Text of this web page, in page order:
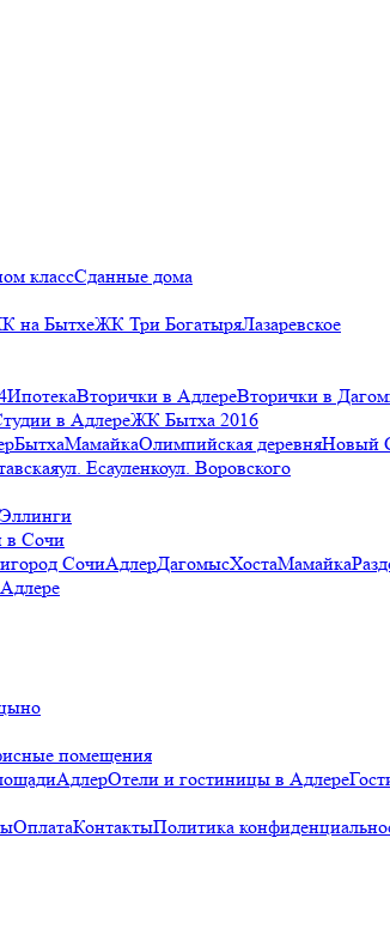
классСданные дома
на БытхеЖК Три БогатыряЛазаревское
ИпотекаВторички в АдлереВторички в
в АдлереЖК Бытха 2016
БытхаМамайкаОлимпийская деревняНовый
ул. Есауленкоул. Воровского
Эллинги
в Сочи
СочиАдлерДагомысХостаМамайка
помещения
АдлерОтели и гостиницы в Адлере
ОплатаКонтактыПолитика